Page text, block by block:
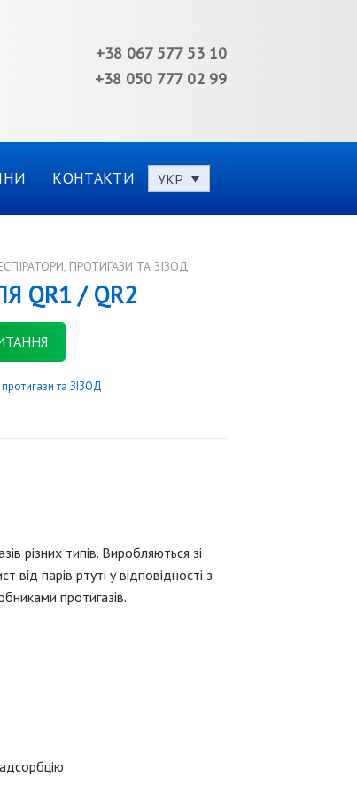
+38 067 577 53 10
+38 050 777 02 99
КОНТАКТИ УКР
ПРОТИГАЗИ ТА ЗІЗОД
QR1 / QR2
протигази та ЗІЗОД
різних типів. Виробляються зі
парів ртуті у відповідності з
протигазів.